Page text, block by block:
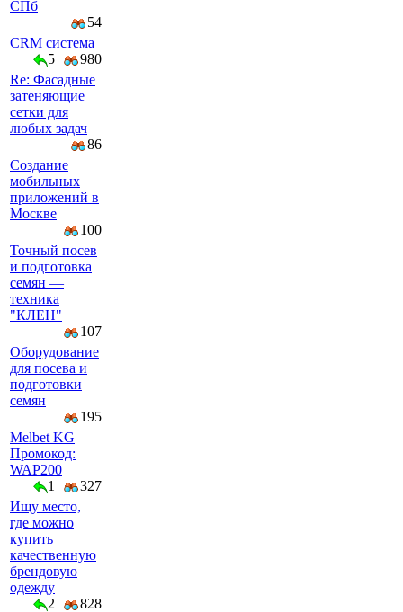
СПб
54
CRM система
5
980
Re: Фасадные
затеняющие
сетки для
любых задач
86
Создание
мобильных
приложений в
Москве
100
Точный посев
и подготовка
семян —
техника
"КЛЕН"
107
Оборудование
для посева и
подготовки
семян
195
Melbet KG
Промокод:
WAP200
1
327
Ищу место,
где можно
купить
качественную
брендовую
одежду
2
828